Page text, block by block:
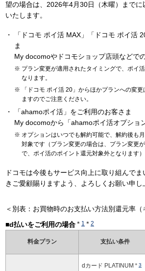
望の場合は、2026年4月30日（木曜）まで
いたします。
「ドコモ ポイ活 MAX」「ドコモ ポイ活
ま
My docomoやドコモショップ店頭などで
プラン変更が適用されたタイミングで、ポイ
なります。
「ドコモ ポイ活 20」からほかプランへの変
ますのでご注意ください。
「ahamoポイ活」をご利用のお客さま
My docomoから「ahamoポイ活オプショ
オプションはいつでも解約可能で、解約後も
対象です（プラン変更の場合は、プラン変更
で、ポイ活のポイント還元対象外となります）
ドコモは今後もサービス向上に取り組んで
きご愛顧賜りますよう、よろしくお願い申し
＜別表：お買物時のお支払い方法別還元率（
■d払いをご利用の場合 ＊ 1 ＊ 2
料金プラン 支払い条件
dカード PLATINUM ＊ 3